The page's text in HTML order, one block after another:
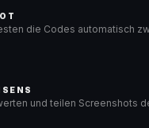
die Codes automatisch
und teilen Screenshots